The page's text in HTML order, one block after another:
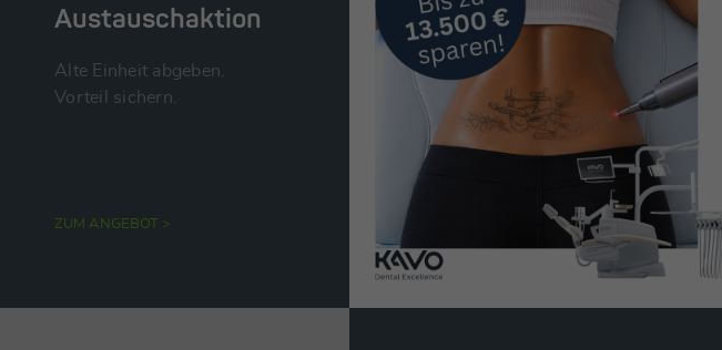
Austauschaktion
Alte Einheit abgeben.
Vorteil sichern.
ZUM ANGEBOT >